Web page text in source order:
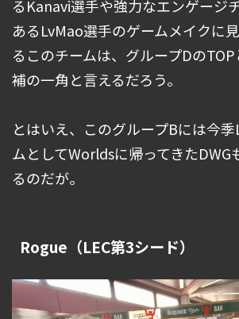
るKanavi選手や強力なエンゲージ
あるLvMao選手のゲームメイクに
るこのチームは、グループDの
補の一角と言えるだろう。
とはいえ、このグループBには今
ムとしてWorldsに帰ってきたDWG
るのだが。
Rogue（LEC第3シード）